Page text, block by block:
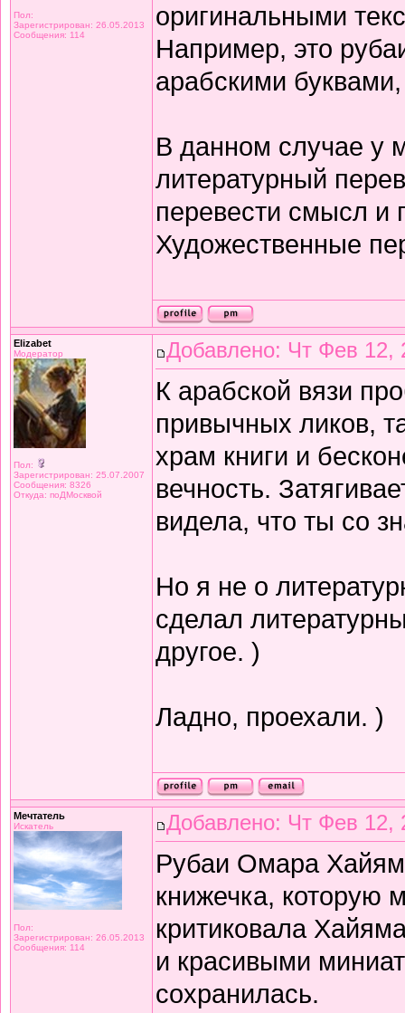
Пол:
Зарегистрирован: 26.05.2013
Сообщения: 114
оригинальными
Например, это
арабскими
В данном случае у
литературный
перевести смысл и
Художественные
Elizabet
Модератор
Пол:
Зарегистрирован: 25.07.2007
Сообщения: 8326
Откуда: поДМосквой
Добавлено: Чт Фев 12,
К арабской вязи
привычных ликов,
храм книги и
вечность.
видела, что ты со
Но я не о
сделал
другое. )
Ладно, проехали. )
Мечтатель
Искатель
Пол:
Зарегистрирован: 26.05.2013
Сообщения: 114
Добавлено: Чт Фев 12,
Рубаи Омара
книжечка, которую
критиковала
и красивыми
сохранилась.